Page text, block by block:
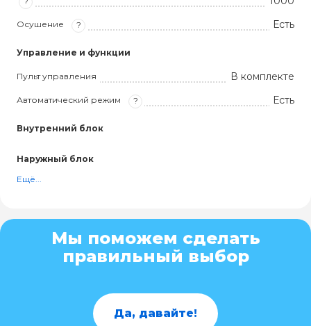
Осушение ? Есть
Управление и функции
Пульт управления В комплекте
Автоматический режим ? Есть
Внутренний блок
Наружный блок
Ещё...
Мы поможем сделать
правильный выбор
Да, давайте!